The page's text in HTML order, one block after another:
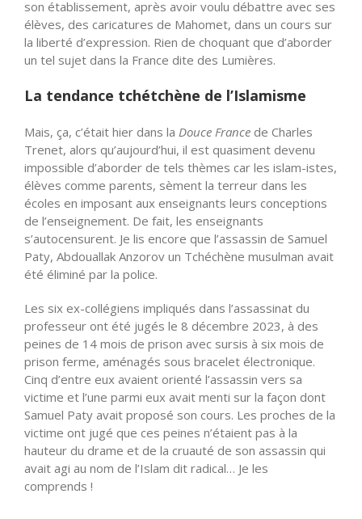
son établissement, après avoir voulu débattre avec ses
élèves, des caricatures de Mahomet, dans un cours sur
la liberté d’expression. Rien de choquant que d’aborder
un tel sujet dans la France dite des Lumières.
La tendance tchétchène de l’Islamisme
Mais, ça, c’était hier dans la Douce France de Charles
Trenet, alors qu’aujourd’hui, il est quasiment devenu
impossible d’aborder de tels thèmes car les islam-istes,
élèves comme parents, sèment la terreur dans les
écoles en imposant aux enseignants leurs conceptions
de l’enseignement. De fait, les enseignants
s’autocensurent. Je lis encore que l’assassin de Samuel
Paty, Abdouallak Anzorov un Tchéchène musulman avait
été éliminé par la police.
Les six ex-collégiens impliqués dans l’assassinat du
professeur ont été jugés le 8 décembre 2023, à des
peines de 14 mois de prison avec sursis à six mois de
prison ferme, aménagés sous bracelet électronique.
Cinq d’entre eux avaient orienté l’assassin vers sa
victime et l’une parmi eux avait menti sur la façon dont
Samuel Paty avait proposé son cours. Les proches de la
victime ont jugé que ces peines n’étaient pas à la
hauteur du drame et de la cruauté de son assassin qui
avait agi au nom de l’Islam dit radical… Je les
comprends !